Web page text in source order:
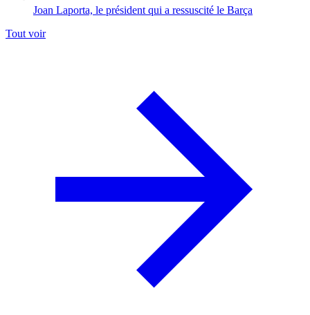
Joan Laporta, le président qui a ressuscité le Barça
Tout voir